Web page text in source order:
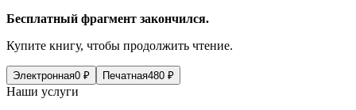
Бесплатный фрагмент закончился.
Купите книгу, чтобы продолжить чтение.
Электронная0 ₽ Печатная480 ₽
Наши услуги